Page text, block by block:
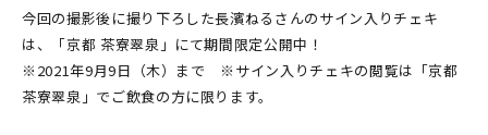
今回の撮影後に撮り下ろした長濱ねるさんのサイン入りチェキ
は、「京都 茶寮翠泉」にて期間限定公開中！
※2021年9月9日（木）まで ※サイン入りチェキの閲覧は「京都
茶寮翠泉」でご飲食の方に限ります。